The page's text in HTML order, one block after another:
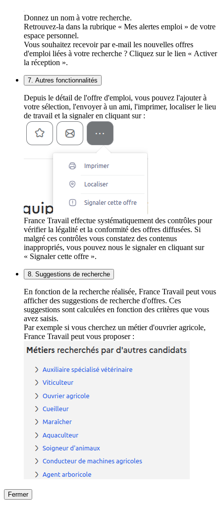
Donnez un nom à votre recherche.
Retrouvez-la dans la rubrique « Mes alertes emploi » de votre
espace personnel.
Vous souhaitez recevoir par e-mail les nouvelles offres
d'emploi liées à votre recherche ? Cliquez sur le lien « Activer
la réception ».
7. Autres fonctionnalités
Depuis le détail de l'offre d'emploi, vous pouvez l'ajouter à
votre sélection, l'envoyer à un ami, l'imprimer, localiser le lieu
de travail et la signaler en cliquant sur :
France Travail effectue systématiquement des contrôles pour
vérifier la légalité et la conformité des offres diffusées. Si
malgré ces contrôles vous constatez des contenus
inappropriés, vous pouvez nous le signaler en cliquant sur
« Signaler cette offre ».
8. Suggestions de recherche
En fonction de la recherche réalisée, France Travail peut vous
afficher des suggestions de recherche d'offres. Ces
suggestions sont calculées en fonction des critères que vous
avez saisis.
Par exemple si vous cherchez un métier d'ouvrier agricole,
France Travail peut vous proposer :
Fermer